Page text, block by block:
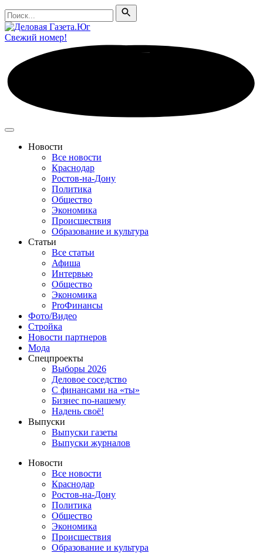
Поиск
Поиск
Свежий номер!
Новости
Все новости
Краснодар
Ростов-на-Дону
Политика
Общество
Экономика
Происшествия
Образование и культура
Статьи
Все статьи
Афиша
Интервью
Общество
Экономика
ProФинансы
Фото/Видео
Стройка
Новости партнеров
Мода
Спецпроекты
Выборы 2026
Деловое соседство
С финансами на «ты»
Бизнес по-нашему
Надень своё!
Выпуски
Выпуски газеты
Выпуски журналов
Новости
Все новости
Краснодар
Ростов-на-Дону
Политика
Общество
Экономика
Происшествия
Образование и культура